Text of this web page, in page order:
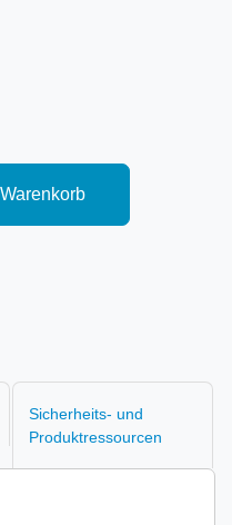
Sicherheits- und
Produktressourcen